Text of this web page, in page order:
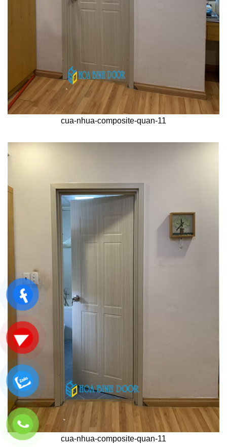
cua-nhua-composite-quan-11
cua-nhua-composite-quan-11